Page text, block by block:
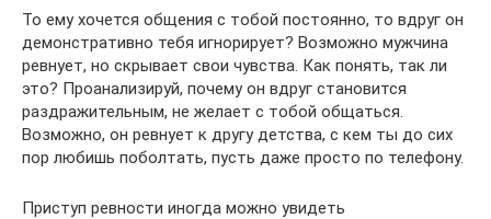
То ему хочется общения с тобой постоянно, то вдруг он
демонстративно тебя игнорирует? Возможно мужчина
ревнует, но скрывает свои чувства. Как понять, так ли
это? Проанализируй, почему он вдруг становится
раздражительным, не желает с тобой общаться.
Возможно, он ревнует к другу детства, с кем ты до сих
пор любишь поболтать, пусть даже просто по телефону.
Приступ ревности иногда можно увидеть